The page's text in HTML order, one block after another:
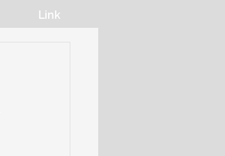
Link